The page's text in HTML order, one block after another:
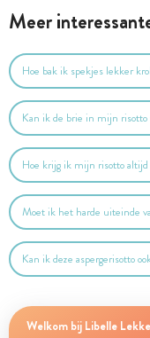
Meer
Hoe bak ik spekjes lekker
Kan ik de brie in mijn risotto
Hoe krijg ik mijn risotto
Moet ik het harde uiteinde
Kan ik deze aspergerisotto
Welkom bij Libelle